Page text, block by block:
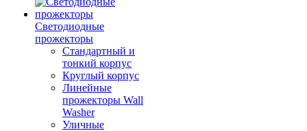
Светодиодные
прожекторы
Стандартный и
тонкий корпус
Круглый корпус
Линейные
прожекторы Wall
Washer
Уличные